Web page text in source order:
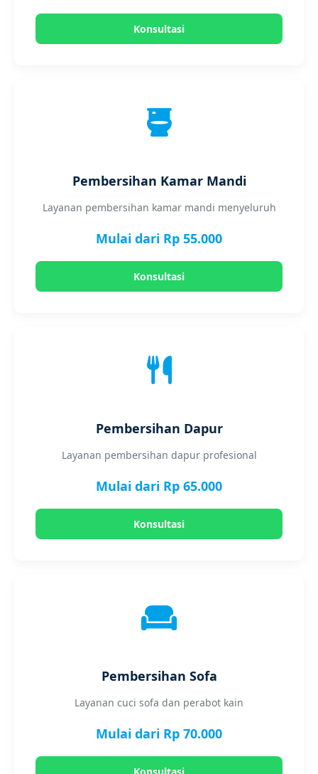
Konsultasi
Pembersihan Kamar Mandi
Layanan pembersihan kamar mandi menyeluruh
Mulai dari Rp 55.000
Konsultasi
Pembersihan Dapur
Layanan pembersihan dapur profesional
Mulai dari Rp 65.000
Konsultasi
Pembersihan Sofa
Layanan cuci sofa dan perabot kain
Mulai dari Rp 70.000